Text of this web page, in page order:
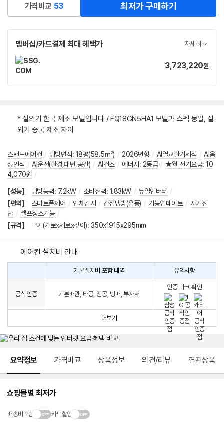
가격비교 53 최저가 구매하기
멤버십/카드결제 최대 혜택가 자세히
가
3,723,220원
* 실외기 한국 제조 모델입니다 / FQ18GN5HA1 모델과 스펙 동일, 실
외기 중국 제조 차이
스탠드에어컨 / 냉방면적: 18평(58.5㎡) / 2026년형 / AI열교환기세척 / AI음
성인식 / AI운전(환경,패턴,공간) / AI건조 / 에너지 : 2등급 / ★월 전기요금: 10
4,070원 /
[성능] 냉방능력: 7.2kW / 소비전력: 1.83kW / 듀얼인버터 /
[편의]
스마트폰제어 / 인체감지 / 간접냉방(유풍) / 기능업데이트 / 자기진
단 / 셀프청소가능 /
[규격]
크기(가로x세로x깊이): 350x1915x295mm
에어컨 설치비 안내
구
시
생
는
치
에
한
안
컨
설
기본설치비 포함 내역 유의사항
공식인증 기본배관, 타공, 진공, 냉매, 부자재
인증 마크 확인
더보기
요약정보 가격비교 상품정보 의견/리뷰 연관상품
쇼핑몰별 최저가
배송비포함 카드할인